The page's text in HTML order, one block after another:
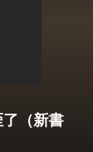
（新書